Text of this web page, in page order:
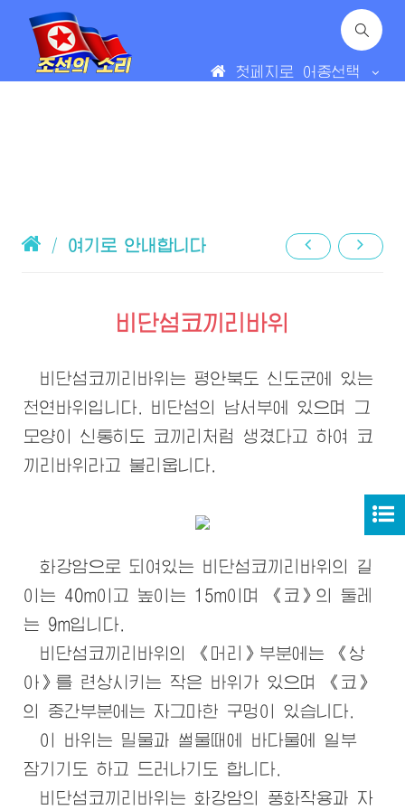
첫페지로 어종선택
/ 여기로 안내합니다
비단섬코끼리바위
비단섬코끼리바위는 평안북도 신도군에 있는
천연바위입니다. 비단섬의 남서부에 있으며 그
모양이 신통히도 코끼리처럼 생겼다고 하여 코
끼리바위라고 불리웁니다.
화강암으로 되여있는 비단섬코끼리바위의 길
이는 40m이고 높이는 15m이며 《코》의 둘레
는 9m입니다.
비단섬코끼리바위의 《머리》부분에는 《상
아》를 련상시키는 작은 바위가 있으며 《코》
의 중간부분에는 자그마한 구멍이 있습니다.
이 바위는 밀물과 썰물때에 바다물에 일부
잠기기도 하고 드러나기도 합니다.
비단섬코끼리바위는 화강암의 풍화작용과 자